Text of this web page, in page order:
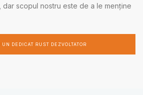
dar scopul nostru este de a le menține
DEDICAT RUST DEZVOLTATOR